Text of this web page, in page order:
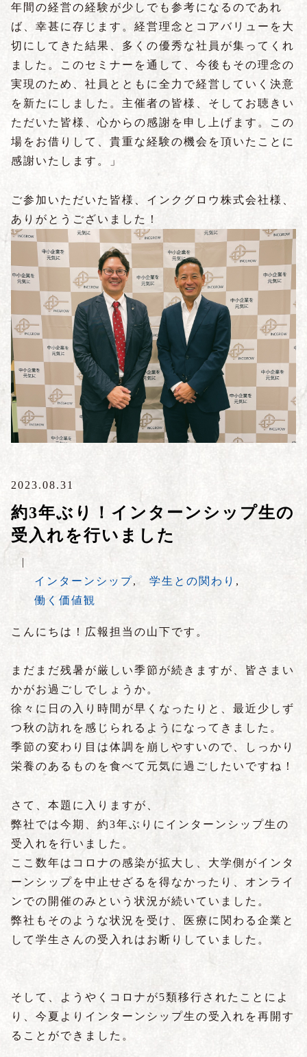
年間の経営の経験が少しでも参考になるのであれ
ば、幸甚に存じます。経営理念とコアバリューを大
切にしてきた結果、多くの優秀な社員が集ってくれ
ました。このセミナーを通して、今後もその理念の
実現のため、社員とともに全力で経営していく決意
を新たにしました。主催者の皆様、そしてお聴きい
ただいた皆様、心からの感謝を申し上げます。この
場をお借りして、貴重な経験の機会を頂いたことに
感謝いたします。」
ご参加いただいた皆様、インクグロウ株式会社様、
ありがとうございました！
2023.08.31
約3年ぶり！インターンシップ生の
受入れを行いました
|
インターンシップ, 学生との関わり ,
働く価値観
こんにちは！広報担当の山下です。
まだまだ残暑が厳しい季節が続きますが、皆さまい
かがお過ごしでしょうか。
徐々に日の入り時間が早くなったりと、最近少しず
つ秋の訪れを感じられるようになってきました。
季節の変わり目は体調を崩しやすいので、しっかり
栄養のあるものを食べて元気に過ごしたいですね！
さて、本題に入りますが、
弊社では今期、約3年ぶりにインターンシップ生の
受入れを行いました。
ここ数年はコロナの感染が拡大し、大学側がインタ
ーンシップを中止せざるを得なかったり、オンライ
ンでの開催のみという状況が続いていました。
弊社もそのような状況を受け、医療に関わる企業と
して学生さんの受入れはお断りしていました。
そして、ようやくコロナが5類移行されたことによ
り、今夏よりインターンシップ生の受入れを再開す
ることができました。